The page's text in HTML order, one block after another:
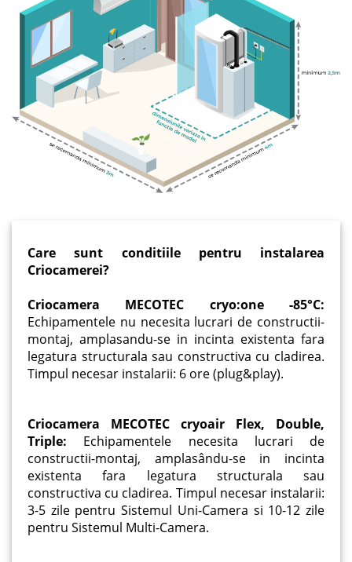
Care sunt conditiile pentru instalarea
Criocamerei?
Criocamera MECOTEC cryo:one -85°C:
Echipamentele nu necesita lucrari de constructii-
montaj, amplasandu-se in incinta existenta fara
legatura structurala sau constructiva cu cladirea.
Timpul necesar instalarii: 6 ore (plug&play).
Criocamera MECOTEC cryoair Flex, Double,
Triple: Echipamentele necesita lucrari de
constructii-montaj, amplasându-se in incinta
existenta fara legatura structurala sau
constructiva cu cladirea. Timpul necesar instalarii:
3-5 zile pentru Sistemul Uni-Camera si 10-12 zile
pentru Sistemul Multi-Camera.